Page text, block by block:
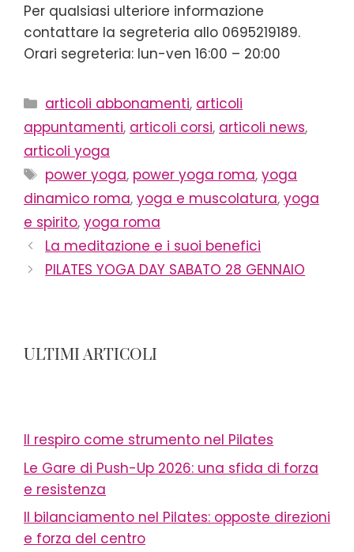
Per qualsiasi ulteriore informazione
contattare la segreteria allo 0695219189.
Orari segreteria: lun-ven 16:00 – 20:00
Categorie
articoli abbonamenti, articoli
appuntamenti, articoli corsi, articoli news,
articoli yoga
Tag
power yoga, power yoga roma,yoga
dinamico roma, yoga e muscolatura, yoga
e spirito, yoga roma
La meditazione e i suoi benefici
PILATES YOGA DAY SABATO 28 GENNAIO
ULTIMI ARTICOLI
Il respiro come strumento nel Pilates
Le Gare di Push-Up 2026: una sfida di forza
e resistenza
Il bilanciamento nel Pilates: opposte direzioni
e forza del centro